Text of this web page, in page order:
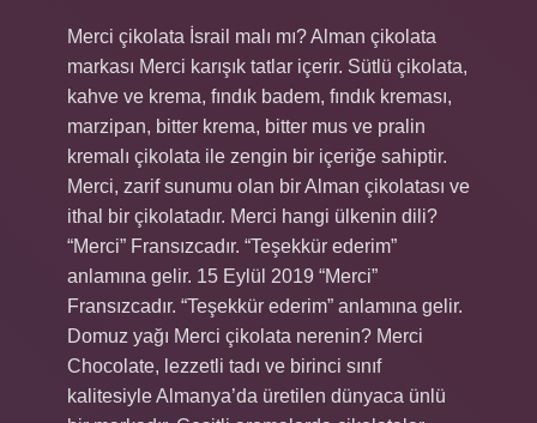
Merci çikolata İsrail malı mı? Alman çikolata
markası Merci karışık tatlar içerir. Sütlü çikolata,
kahve ve krema, fındık badem, fındık kreması,
marzipan, bitter krema, bitter mus ve pralin
kremalı çikolata ile zengin bir içeriğe sahiptir.
Merci, zarif sunumu olan bir Alman çikolatası ve
ithal bir çikolatadır. Merci hangi ülkenin dili?
“Merci” Fransızcadır. “Teşekkür ederim”
anlamına gelir. 15 Eylül 2019 “Merci”
Fransızcadır. “Teşekkür ederim” anlamına gelir.
Domuz yağı Merci çikolata nerenin? Merci
Chocolate, lezzetli tadı ve birinci sınıf
kalitesiyle Almanya’da üretilen dünyaca ünlü